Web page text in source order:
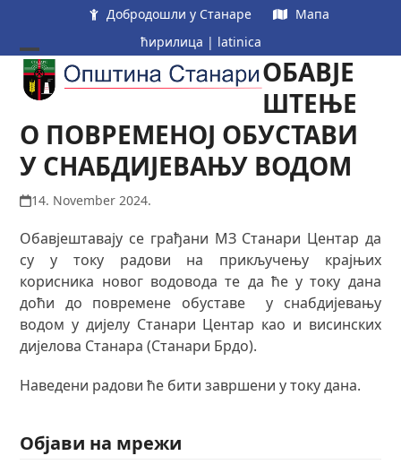
content
Добродошли у Станаре
Мапа
ћирилица | latinica
Open
mobile
menu
Close
mobile
menu
ОБАВЈЕ
ШТЕЊЕ
О ПОВРЕМЕНОЈ ОБУСТАВИ
У СНАБДИЈЕВАЊУ ВОДОМ
14. November 2024.
Обавјештавају се грађани МЗ Станари Центар да
су у току радови на прикључењу крајњих
корисника новог водовода те да ће у току дана
доћи до повремене обуставе у снабдијевању
водом у дијелу Станари Центар као и висинских
дијелова Станара (Станари Брдо).
Наведени радови ће бити завршени у току дана.
Објави на мрежи